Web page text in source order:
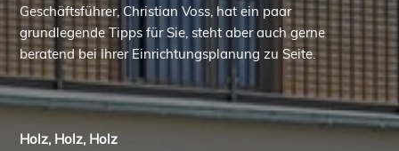
Geschäftsführer, Christian Voss, hat ein paar
grundlegende Tipps für Sie, steht aber auch gerne
beratend bei Ihrer Einrichtungsplanung zu Seite.
Holz, Holz, Holz